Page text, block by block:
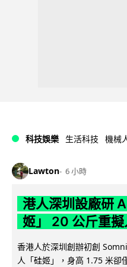
科技娛樂 生活科技 機械
Lawton 6 小時
港人深圳設廠研
姬」 20 公斤重
香港人於深圳創辦初創
人「硅姬」，身高 1.75 米卻